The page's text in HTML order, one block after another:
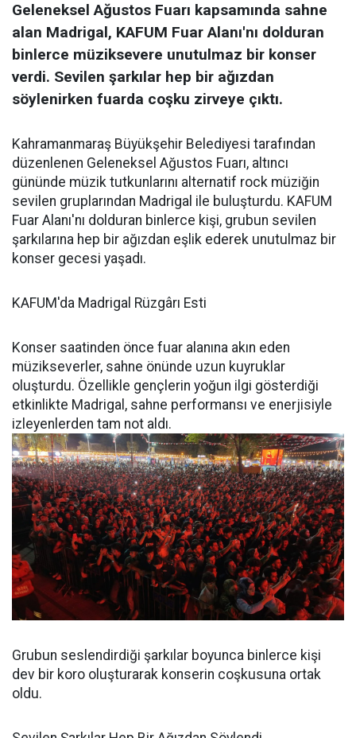
Geleneksel Ağustos Fuarı kapsamında sahne
alan Madrigal, KAFUM Fuar Alanı'nı dolduran
binlerce müziksevere unutulmaz bir konser
verdi. Sevilen şarkılar hep bir ağızdan
söylenirken fuarda coşku zirveye çıktı.
Kahramanmaraş Büyükşehir Belediyesi tarafından
düzenlenen Geleneksel Ağustos Fuarı, altıncı
gününde müzik tutkunlarını alternatif rock müziğin
sevilen gruplarından Madrigal ile buluşturdu. KAFUM
Fuar Alanı'nı dolduran binlerce kişi, grubun sevilen
şarkılarına hep bir ağızdan eşlik ederek unutulmaz bir
konser gecesi yaşadı.
KAFUM'da Madrigal Rüzgârı Esti
Konser saatinden önce fuar alanına akın eden
müzikseverler, sahne önünde uzun kuyruklar
oluşturdu. Özellikle gençlerin yoğun ilgi gösterdiği
etkinlikte Madrigal, sahne performansı ve enerjisiyle
izleyenlerden tam not aldı.
Grubun seslendirdiği şarkılar boyunca binlerce kişi
dev bir koro oluşturarak konserin coşkusuna ortak
oldu.